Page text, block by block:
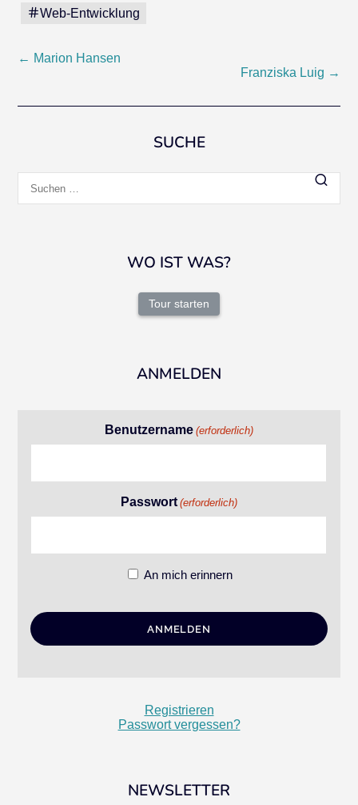
Web-Entwicklung
Beitragsnavigation
← Marion Hansen
Franziska Luig →
SUCHE
nach:
WO IST WAS?
Tour starten
ANMELDEN
Benutzername (erforderlich)
Passwort (erforderlich)
An mich erinnern
Registrieren
Passwort vergessen?
NEWSLETTER